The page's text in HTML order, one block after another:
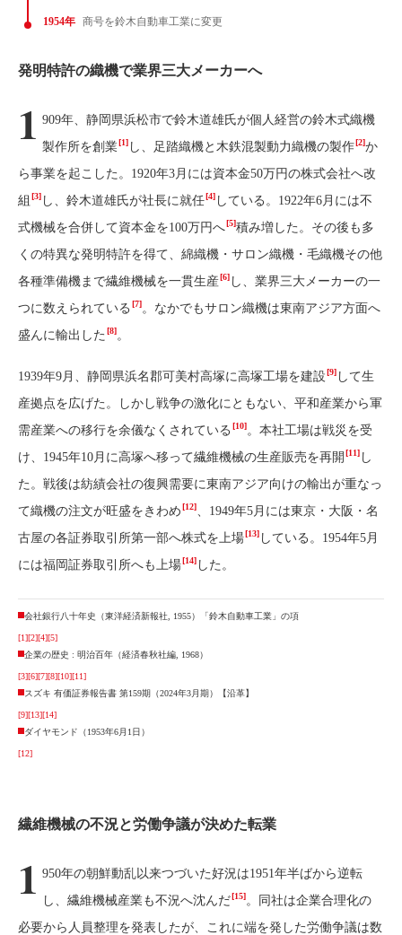
1954年 商号を鈴木自動車工業に変更
発明特許の織機で業界三大メーカーへ
1 909年、静岡県浜松市で鈴木道雄氏が個人経営の鈴木式織機
製作所を創業[1] し、足踏織機と木鉄混製動力織機の製作[2]か
ら事業を起こした。1920年3月には資本金50万円の株式会社へ改
組 [3] し、鈴木道雄氏が社長に就任[4] している。1922年6月には不
式機械を合併して資本金を100万円へ[5]積み増した。その後も多
くの特異な発明特許を得て、綿織機・サロン織機・毛織機その他
各種準備機まで繊維機械を一貫生産[6] し、業界三大メーカーの一
つに数えられている [7]。なかでもサロン織機は東南アジア方面へ
盛んに輸出した [8]。
1939年9月、静岡県浜名郡可美村高塚に高塚工場を建設[9] して生
産拠点を広げた。しかし戦争の激化にともない、平和産業から軍
需産業への移行を余儀なくされている [10]。本社工場は戦災を受
け、1945年10月に高塚へ移って繊維機械の生産販売を再開 [11] し
た。戦後は紡績会社の復興需要に東南アジア向けの輸出が重なっ
て織機の注文が旺盛をきわめ[12]
、1949年5月には東京・大阪・名
古屋の各証券取引所第一部へ株式を上場[13] している。1954年5月
には福岡証券取引所へも上場[14] した。
会社銀行八十年史（東洋経済新報社, 1955）「鈴木自動車工業」の項
[1][2][4][5]
企業の歴史 : 明治百年（経済春秋社編, 1968）
[3][6][7][8][10][11]
スズキ 有価証券報告書 第159期（2024年3月期）【沿革】
[9][13][14]
ダイヤモンド（1953年6月1日）
[12]
繊維機械の不況と労働争議が決めた転業
1 950年の朝鮮動乱以来つづいた好況は1951年半ばから逆転
し、繊維機械産業も不況へ沈んだ[15]。同社は企業合理化の
必要から人員整理を発表したが、これに端を発した労働争議は数